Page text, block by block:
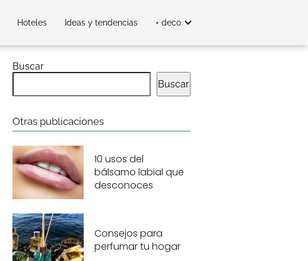
Hoteles Ideas y tendencias + deco
Buscar
Buscar
Otras publicaciones
10 usos del
bálsamo labial que
desconoces
Consejos para
perfumar tu hogar